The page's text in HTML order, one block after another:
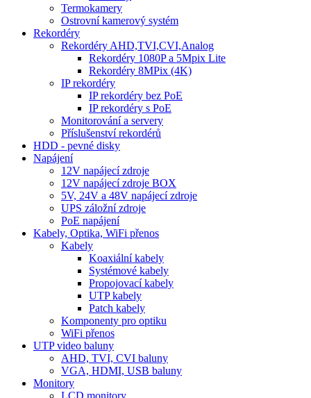
Termokamery
Ostrovní kamerový systém
Rekordéry
Rekordéry AHD,TVI,CVI,Analog
Rekordéry 1080P a 5Mpix Lite
Rekordéry 8MPix (4K)
IP rekordéry
IP rekordéry bez PoE
IP rekordéry s PoE
Monitorování a servery
Příslušenství rekordérů
HDD - pevné disky
Napájení
12V napájecí zdroje
12V napájecí zdroje BOX
5V, 24V a 48V napájecí zdroje
UPS záložní zdroje
PoE napájení
Kabely, Optika, WiFi přenos
Kabely
Koaxiální kabely
Systémové kabely
Propojovací kabely
UTP kabely
Patch kabely
Komponenty pro optiku
WiFi přenos
UTP video baluny
AHD, TVI, CVI baluny
VGA, HDMI, USB baluny
Monitory